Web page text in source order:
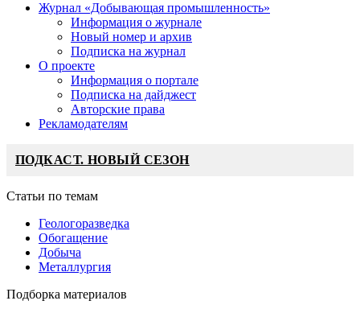
Журнал «Добывающая промышленность»
Информация о журнале
Новый номер и архив
Подписка на журнал
О проекте
Информация о портале
Подписка на дайджест
Авторские права
Рекламодателям
ПОДКАСТ. НОВЫЙ СЕЗОН
Статьи по темам
Геологоразведка
Обогащение
Добыча
Металлургия
Подборка материалов